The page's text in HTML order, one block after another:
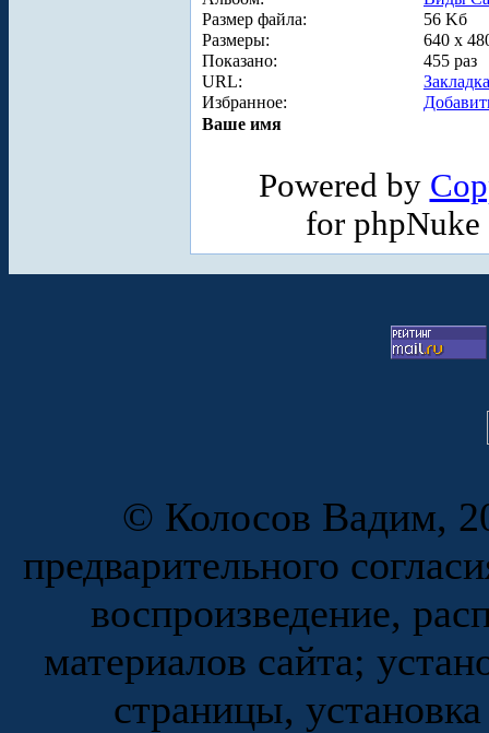
Размер файла:
56 Kб
Размеры:
640 x
Показано:
455 раз
URL:
Избранное:
Ваше имя
Powered by
for
© Колосов Вадим,
предварительного
воспроизведение,
материалов сайта;
страницы,